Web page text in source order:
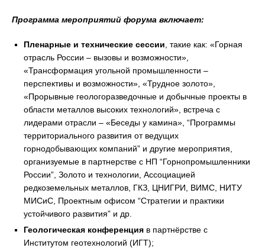
Программа мероприятий форума включает:
Пленарные и технические сессии , такие как: «Горная
отрасль России – вызовы и возможности»,
«Трансформация угольной промышленности –
перспективы и возможности», «Трудное золото»,
«Прорывные геологоразведочные и добычные проекты в
области металлов высоких технологий», встреча с
лидерами отрасли – «Беседы у камина», “Программы
территориального развития от ведущих
горнодобывающих компаний” и другие мероприятия,
организуемые в партнерстве с НП “Горнопромышленники
России”, Золото и технологии, Ассоциацией
редкоземельных металлов, ГКЗ, ЦНИГРИ, ВИМС, НИТУ
МИСиС, Проектным офисом “Стратегии и практики
устойчивого развития” и др.
Геологическая конференция в партнёрстве с
Институтом геотехнологий (ИГТ);